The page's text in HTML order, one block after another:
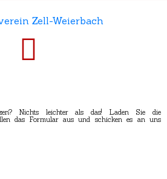
Nichts leichter als das! Laden Sie die
das Formular aus und schicken es an uns